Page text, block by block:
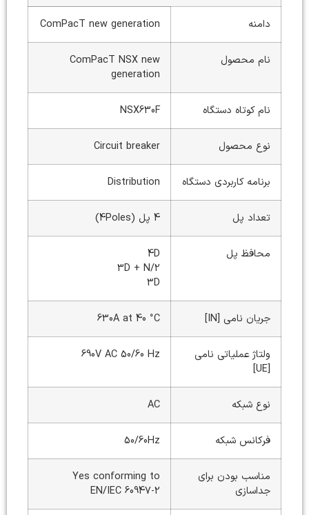
دامنه ComPacT new generation
نام محصول
ComPacT NSX new
generation
نام کوتاه دستگاه NSX630F
نوع محصول Circuit breaker
برنامه کاربردی دستگاه Distribution
تعداد پل 4 پل (4Poles)
محافظ پل
4D
3D + N/2
3D
جریان نامی [IN] 630A at 40 °C
ولتاژ عملیاتی نامی
[UE]
690V AC 50/60 Hz
نوع شبکه AC
فرکانس شبکه 50/60Hz
مناسب بودن برای
جداسازی
Yes conforming to
EN/IEC 60947-2